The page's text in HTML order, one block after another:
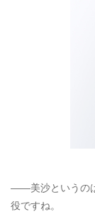
――美沙というの
役ですね。